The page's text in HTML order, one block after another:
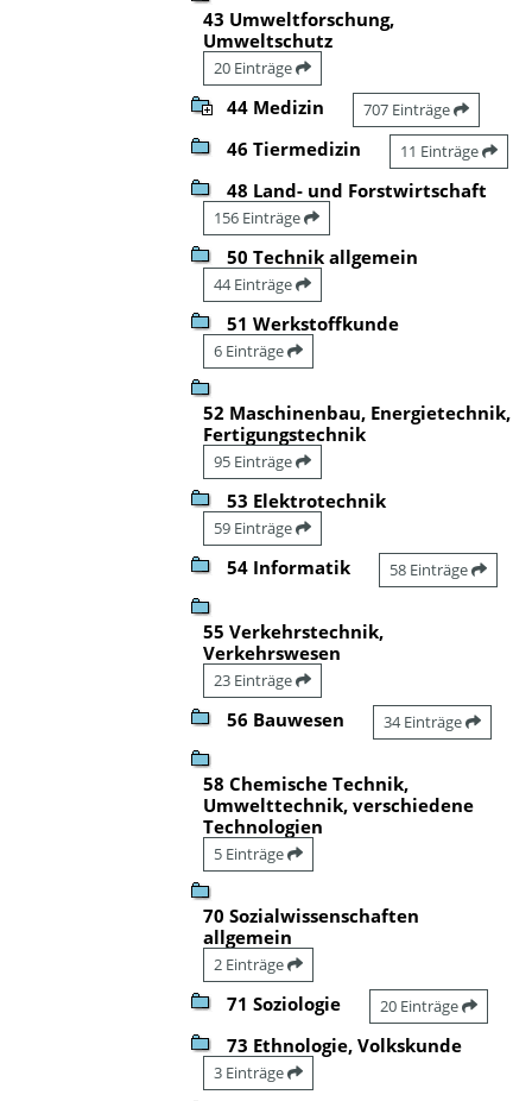
43 Umweltforschung,
Umweltschutz
20 Einträge
44 Medizin 707 Einträge
46 Tiermedizin 11 Einträge
48 Land- und Forstwirtschaft
156 Einträge
50 Technik allgemein
44 Einträge
51 Werkstoffkunde
6 Einträge
52 Maschinenbau, Energietechnik,
Fertigungstechnik
95 Einträge
53 Elektrotechnik
59 Einträge
54 Informatik 58 Einträge
55 Verkehrstechnik,
Verkehrswesen
23 Einträge
56 Bauwesen 34 Einträge
58 Chemische Technik,
Umwelttechnik, verschiedene
Technologien
5 Einträge
70 Sozialwissenschaften
allgemein
2 Einträge
71 Soziologie 20 Einträge
73 Ethnologie, Volkskunde
3 Einträge